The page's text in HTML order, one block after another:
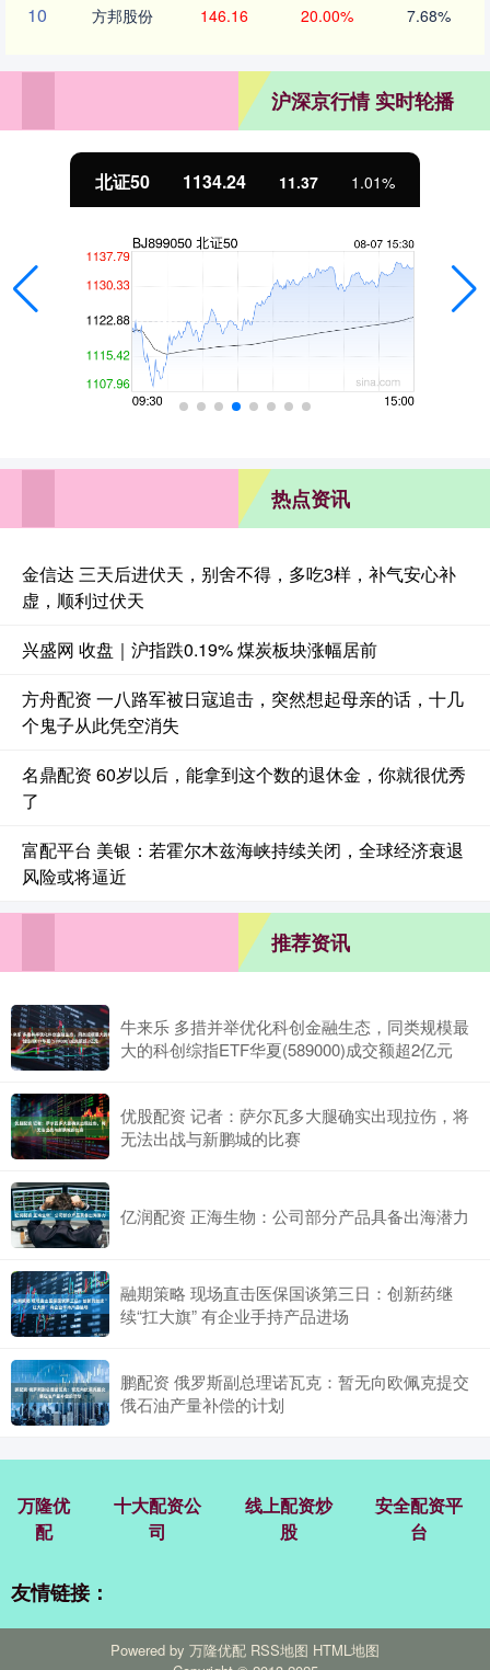
10 方邦股份 146.16 20.00% 7.68%
沪深京行情 实时轮播
北证50 1134.24 11.37 1.01%
热点资讯
金信达 三天后进伏天，别舍不得，多吃3样，补气安心补
虚，顺利过伏天
兴盛网 收盘｜沪指跌0.19% 煤炭板块涨幅居前
方舟配资 一八路军被日寇追击，突然想起母亲的话，十几
个鬼子从此凭空消失
名鼎配资 60岁以后，能拿到这个数的退休金，你就很优秀
了
富配平台 美银：若霍尔木兹海峡持续关闭，全球经济衰退
风险或将逼近
推荐资讯
牛来乐 多措并举优化科创金融生态，同类规模最
大的科创综指ETF华夏(589000)成交额超2亿元
优股配资 记者：萨尔瓦多大腿确实出现拉伤，将
无法出战与新鹏城的比赛
亿润配资 正海生物：公司部分产品具备出海潜力
融期策略 现场直击医保国谈第三日：创新药继
续“扛大旗” 有企业手持产品进场
鹏配资 俄罗斯副总理诺瓦克：暂无向欧佩克提交
俄石油产量补偿的计划
万隆优
配
十大配资公
司
线上配资炒
股
安全配资平
台
友情链接：
Powered by 万隆优配 RSS地图 HTML地图